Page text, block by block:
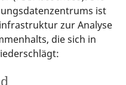
ist
zur Analyse
die sich in